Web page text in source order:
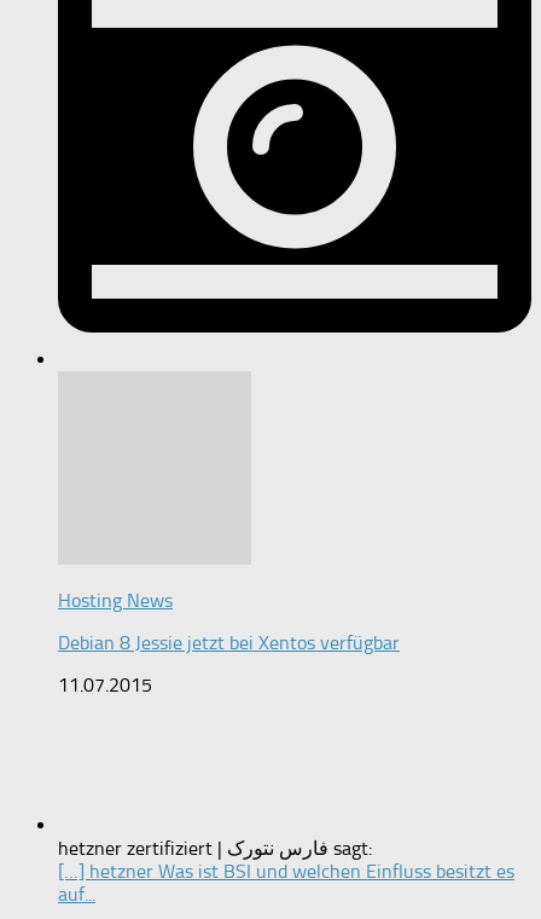
Hosting News
Debian 8 Jessie jetzt bei Xentos verfügbar
11.07.2015
hetzner zertifiziert | فارس نتورک sagt:
[…] hetzner Was ist BSI und welchen Einfluss besitzt es
auf...